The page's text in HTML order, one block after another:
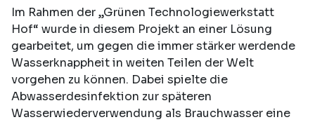
Im Rahmen der „Grünen Technologiewerkstatt
Hof“ wurde in diesem Projekt an einer Lösung
gearbeitet, um gegen die immer stärker werdende
Wasserknappheit in weiten Teilen der Welt
vorgehen zu können. Dabei spielte die
Abwasserdesinfektion zur späteren
Wasserwiederverwendung als Brauchwasser eine